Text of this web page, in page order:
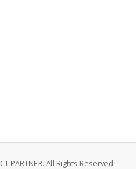
PARTNER. All Rights Reserved.